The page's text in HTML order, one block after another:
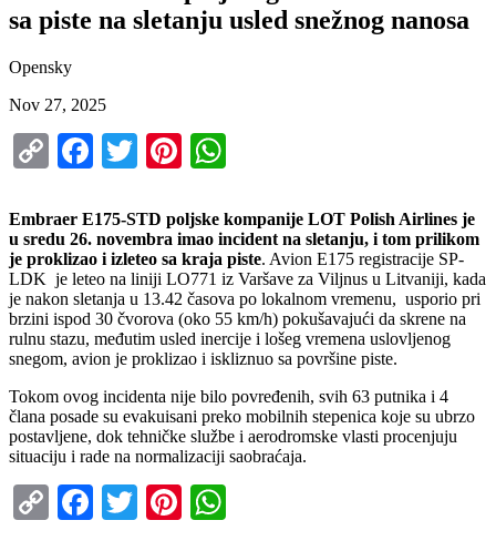
sa piste na sletanju usled snežnog nanosa
Opensky
Nov 27, 2025
CopyFacebook
TwitterPinterest
Embraer E175-STD poljske kompanije LOT Polish Airlines je
u sredu 26. novembra imao incident na sletanju, i tom prilikom
je proklizao i izleteo sa kraja piste. Avion E175 registracije SP-
LDK je leteo na liniji LO771 iz Varšave za Viljnus u Litvaniji, kada
je nakon sletanja u 13.42 časova po lokalnom vremenu, usporio pri
brzini ispod 30 čvorova (oko 55 km/h) pokušavajući da skrene na
rulnu stazu, međutim usled inercije i lošeg vremena uslovljenog
snegom, avion je proklizao i iskliznuo sa površine piste.
Tokom ovog incidenta nije bilo povređenih, svih 63 putnika i 4
člana posade su evakuisani preko mobilnih stepenica koje su ubrzo
postavljene, dok tehničke službe i aerodromske vlasti procenjuju
situaciju i rade na normalizaciji saobraćaja.
CopyFacebook
TwitterPinterest